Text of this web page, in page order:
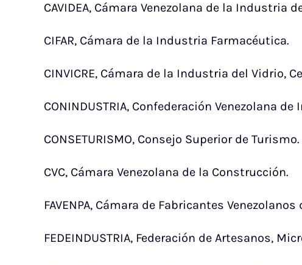
CAVIDEA, Cámara Venezolana de la Industria
CIFAR, Cámara de la Industria Farmacéutica.
CINVICRE, Cámara de la Industria del Vidrio,
CONINDUSTRIA, Confederación Venezolana
CONSETURISMO, Consejo Superior de Turismo.
CVC, Cámara Venezolana de la Construcción.
FAVENPA, Cámara de Fabricantes
FEDEINDUSTRIA, Federación de Artesanos,